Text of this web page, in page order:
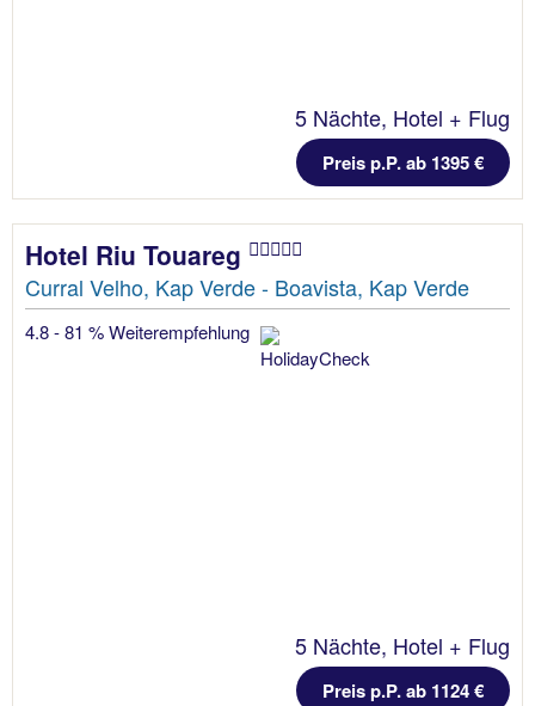
5 Nächte, Hotel + Flug
Preis p.P. ab 1395 €
Hotel Riu Touareg
Curral Velho, Kap Verde - Boavista, Kap Verde
4.8 - 81 % Weiterempfehlung
5 Nächte, Hotel + Flug
Preis p.P. ab 1124 €